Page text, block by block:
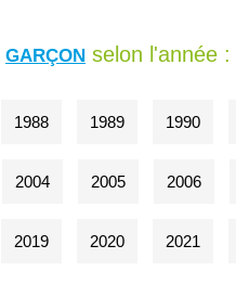
GARÇON selon l'année :
1988 1989 1990
2004 2005 2006
2019 2020 2021